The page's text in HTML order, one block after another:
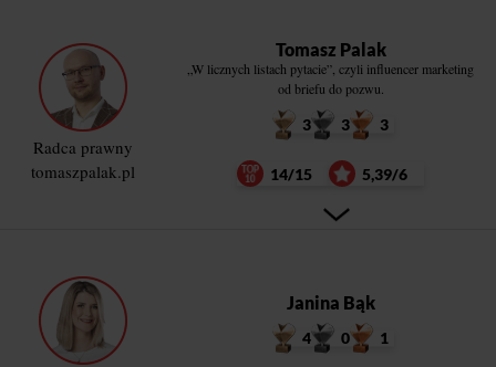
Radca prawny
tomaszpalak.pl
Tomasz Palak
„W licznych listach pytacie”, czyli influencer marketing
od briefu do pozwu.
3 3 3
14/15 5,39/6
Janina Bąk
4 0 1